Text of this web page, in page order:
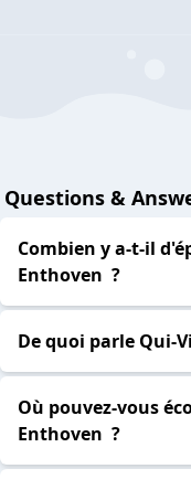
Questions &
Combien y a-t-il
Enthoven ?
De quoi parle Qui-
Où pouvez-vous
Enthoven ?